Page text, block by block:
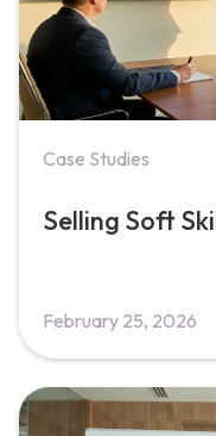
Case Studies
Selling Soft
February 25, 2026